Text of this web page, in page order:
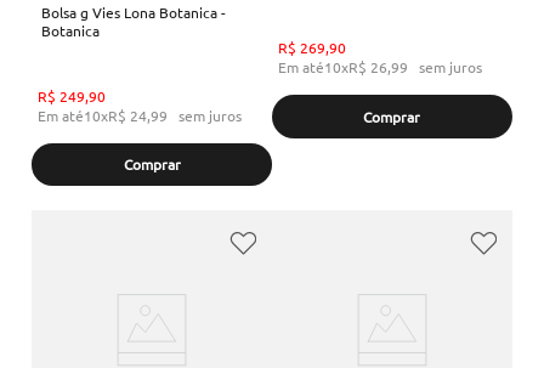
Bolsa g Vies Lona Botanica -
Botanica
R$ 249,90
Em até10xR$ 24,99 sem juros
Comprar
R$ 269,90
Em até10xR$ 26,99 sem juros
Comprar